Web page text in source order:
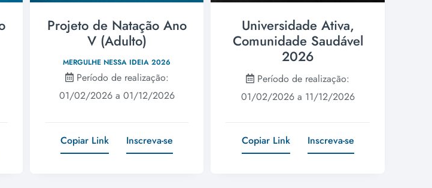
Projeto de Natação Ano
V (Adulto)
MERGULHE NESSA IDEIA 2026
Período de realização:
01/02/2026 a 01/12/2026
Copiar Link Inscreva-se
Universidade Ativa,
Comunidade Saudável
2026
Período de realização:
01/02/2026 a 11/12/2026
Copiar Link Inscreva-se